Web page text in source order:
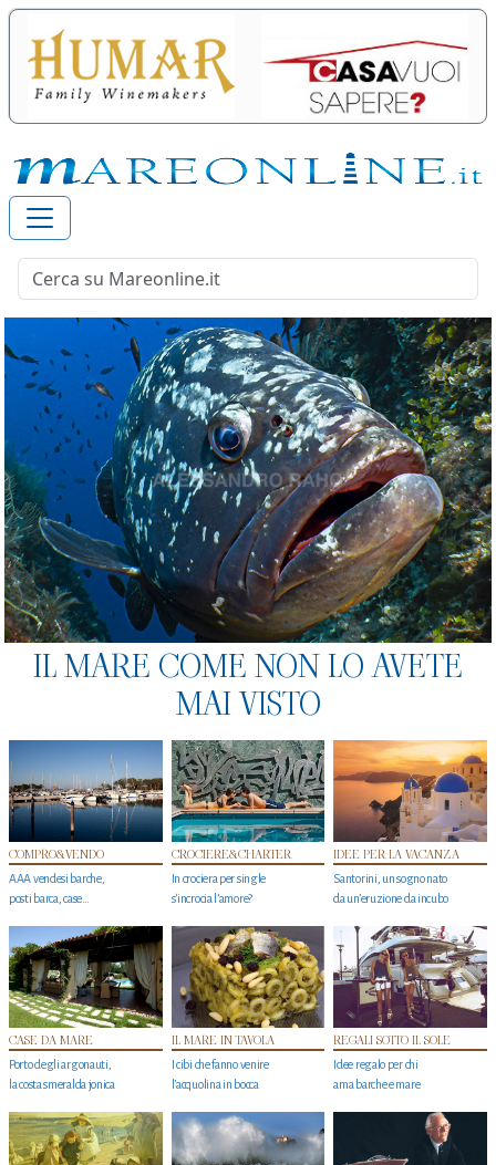
IL MARE COME NON LO AVETE
MAI VISTO
COMPRO&VENDO
AAA vendesi barche,
posti barca, case…
CROCIERE&CHARTER
In crociera per single
s'incrocia l’amore?
IDEE PER LA VACANZA
Santorini, un sogno nato
da un’eruzione da incubo
CASE DA MARE
Porto degli argonauti,
la costa smeralda jonica
IL MARE IN TAVOLA
I cibi che fanno venire
l’acquolina in bocca
REGALI SOTTO IL SOLE
Idee regalo per chi
ama barche e mare